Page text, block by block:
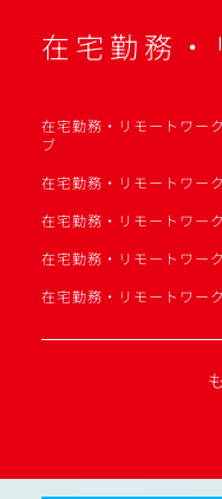
在宅勤務・
在宅勤務・リモートワー
ブ
在宅勤務・リモートワー
在宅勤務・リモートワー
在宅勤務・リモートワー
在宅勤務・リモートワー